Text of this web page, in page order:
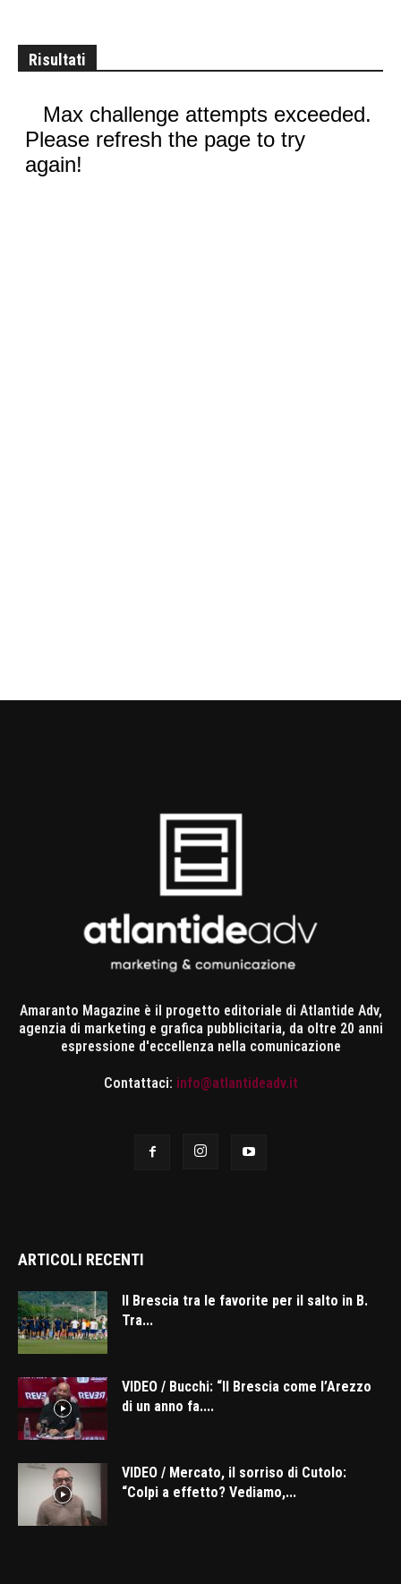
Risultati
Amaranto Magazine è il progetto editoriale di Atlantide Adv,
agenzia di marketing e grafica pubblicitaria, da oltre 20 anni
espressione d'eccellenza nella comunicazione
Contattaci: info@atlantideadv.it
ARTICOLI RECENTI
Il Brescia tra le favorite per il salto in B.
Tra...
VIDEO / Bucchi: “Il Brescia come l’Arezzo
di un anno fa....
VIDEO / Mercato, il sorriso di Cutolo:
“Colpi a effetto? Vediamo,...